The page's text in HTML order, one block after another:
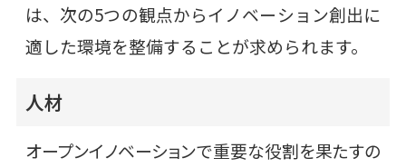
は、次の5つの観点からイノベーション創出に
適した環境を整備することが求められます。
人材
オープンイノベーションで重要な役割を果たすの